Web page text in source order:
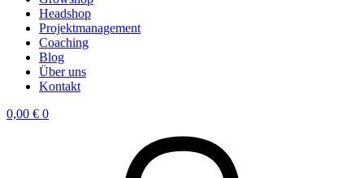
Headshop
Projektmanagement
Coaching
Blog
Über uns
Kontakt
0,00 € 0